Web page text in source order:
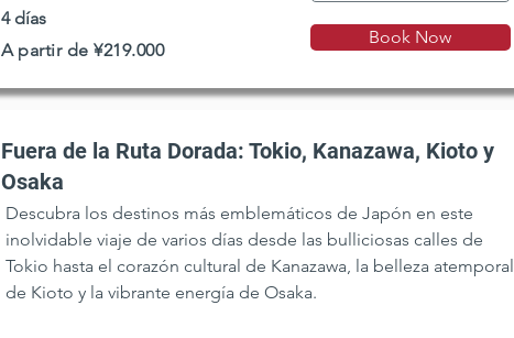
4 días
A partir de ¥219.000
Book Now
Fuera de la Ruta Dorada: Tokio, Kanazawa, Kioto y
Osaka
Descubra los destinos más emblemáticos de Japón en este
inolvidable viaje de varios días desde las bulliciosas calles de
Tokio hasta el corazón cultural de Kanazawa, la belleza atemporal
de Kioto y la vibrante energía de Osaka.